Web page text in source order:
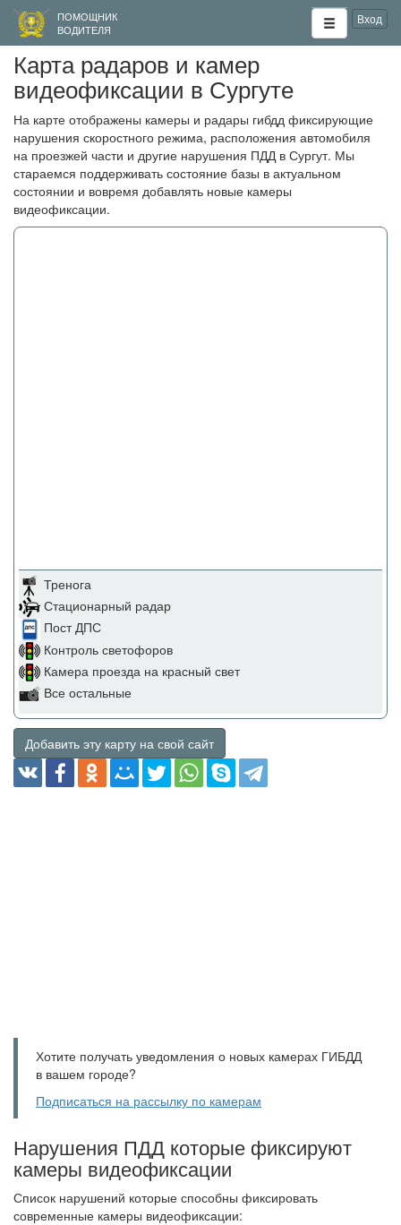
ПОМОЩНИК
ВОДИТЕЛЯ
Вход
Карта радаров и камер
видеофиксации в Сургуте
На карте отображены камеры и радары гибдд фиксирующие
нарушения скоростного режима, расположения автомобиля
на проезжей части и другие нарушения ПДД в Сургут. Мы
стараемся поддерживать состояние базы в актуальном
состоянии и вовремя добавлять новые камеры
видеофиксации.
Тренога
Стационарный радар
Пост ДПС
Контроль светофоров
Камера проезда на красный свет
Все остальные
Добавить эту карту на свой сайт
Хотите получать уведомления о новых камерах ГИБДД
в вашем городе?
Подписаться на рассылку по камерам
Нарушения ПДД которые фиксируют
камеры видеофиксации
Список нарушений которые способны фиксировать
современные камеры видеофиксации: